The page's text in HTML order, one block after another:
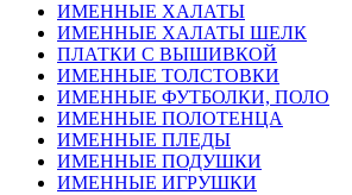
ИМЕННЫЕ ХАЛАТЫ
ИМЕННЫЕ ХАЛАТЫ ШЕЛК
ПЛАТКИ С ВЫШИВКОЙ
ИМЕННЫЕ ТОЛСТОВКИ
ИМЕННЫЕ ФУТБОЛКИ, ПОЛО
ИМЕННЫЕ ПОЛОТЕНЦА
ИМЕННЫЕ ПЛЕДЫ
ИМЕННЫЕ ПОДУШКИ
ИМЕННЫЕ ИГРУШКИ